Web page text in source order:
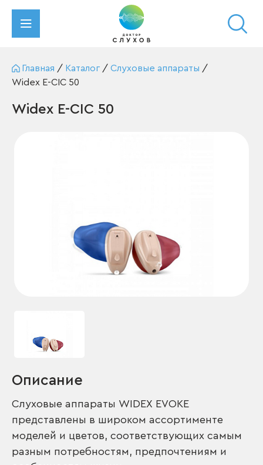
Главная / Каталог / Слуховые аппараты /
Widex E-CIC 50
Widex E-CIC 50
Описание
Слуховые аппараты WIDEX EVOKE
представлены в широком ассортименте
моделей и цветов, соответствующих самым
разным потребностям, предпочтениям и